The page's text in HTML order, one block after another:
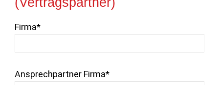
Firma*
Ansprechpartner Firma*